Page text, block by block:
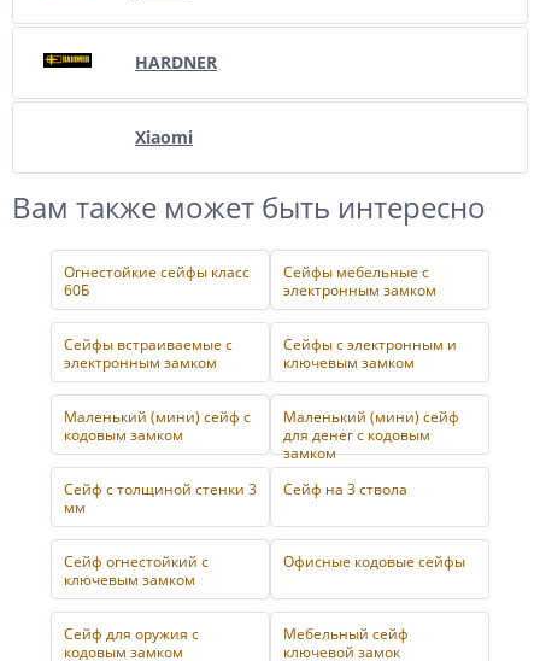
HARDNER
Xiaomi
Вам также может быть интересно
Огнестойкие сейфы класс
60Б
Сейфы мебельные с
электронным замком
Сейфы встраиваемые с
электронным замком
Сейфы с электронным и
ключевым замком
Маленький (мини) сейф с
кодовым замком
Маленький (мини) сейф
для денег с кодовым
замком
Сейф с толщиной стенки 3
мм
Сейф на 3 ствола
Сейф огнестойкий с
ключевым замком
Офисные кодовые сейфы
Сейф для оружия с
кодовым замком
Мебельный сейф
ключевой замок